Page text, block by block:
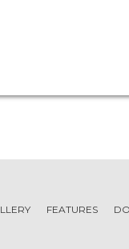
FEATURES